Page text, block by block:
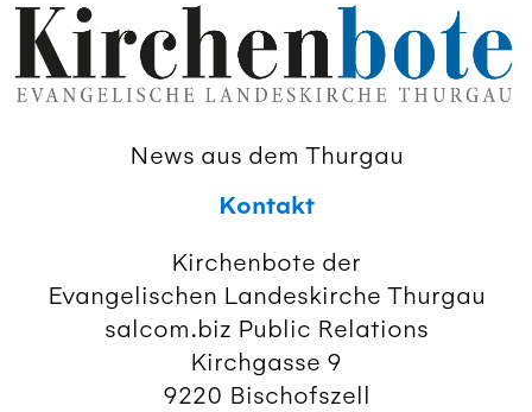
News aus dem Thurgau
Kontakt
Kirchenbote der
Evangelischen Landeskirche Thurgau
salcom.biz Public Relations
Kirchgasse 9
9220 Bischofszell